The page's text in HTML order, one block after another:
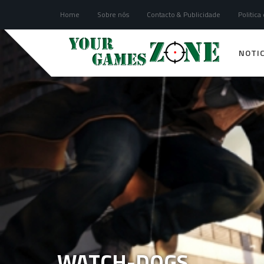
Home Sobre nós Contacto & Publicidade Politica